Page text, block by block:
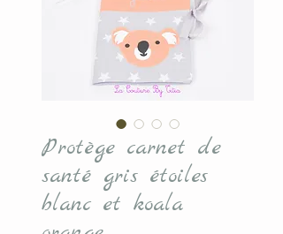
Protège carnet de
santé gris étoiles
blanc et koala